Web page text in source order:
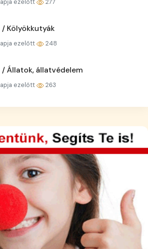
ezelőtt 277
/ Kölyökkutyák
ezelőtt 248
/ Állatok, állatvédelem
ezelőtt 263